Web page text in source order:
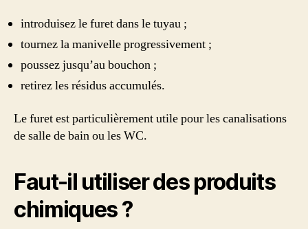
introduisez le furet dans le tuyau ;
tournez la manivelle progressivement ;
poussez jusqu’au bouchon ;
retirez les résidus accumulés.
Le furet est particulièrement utile pour les canalisations
de salle de bain ou les WC.
Faut-il utiliser des produits
chimiques ?